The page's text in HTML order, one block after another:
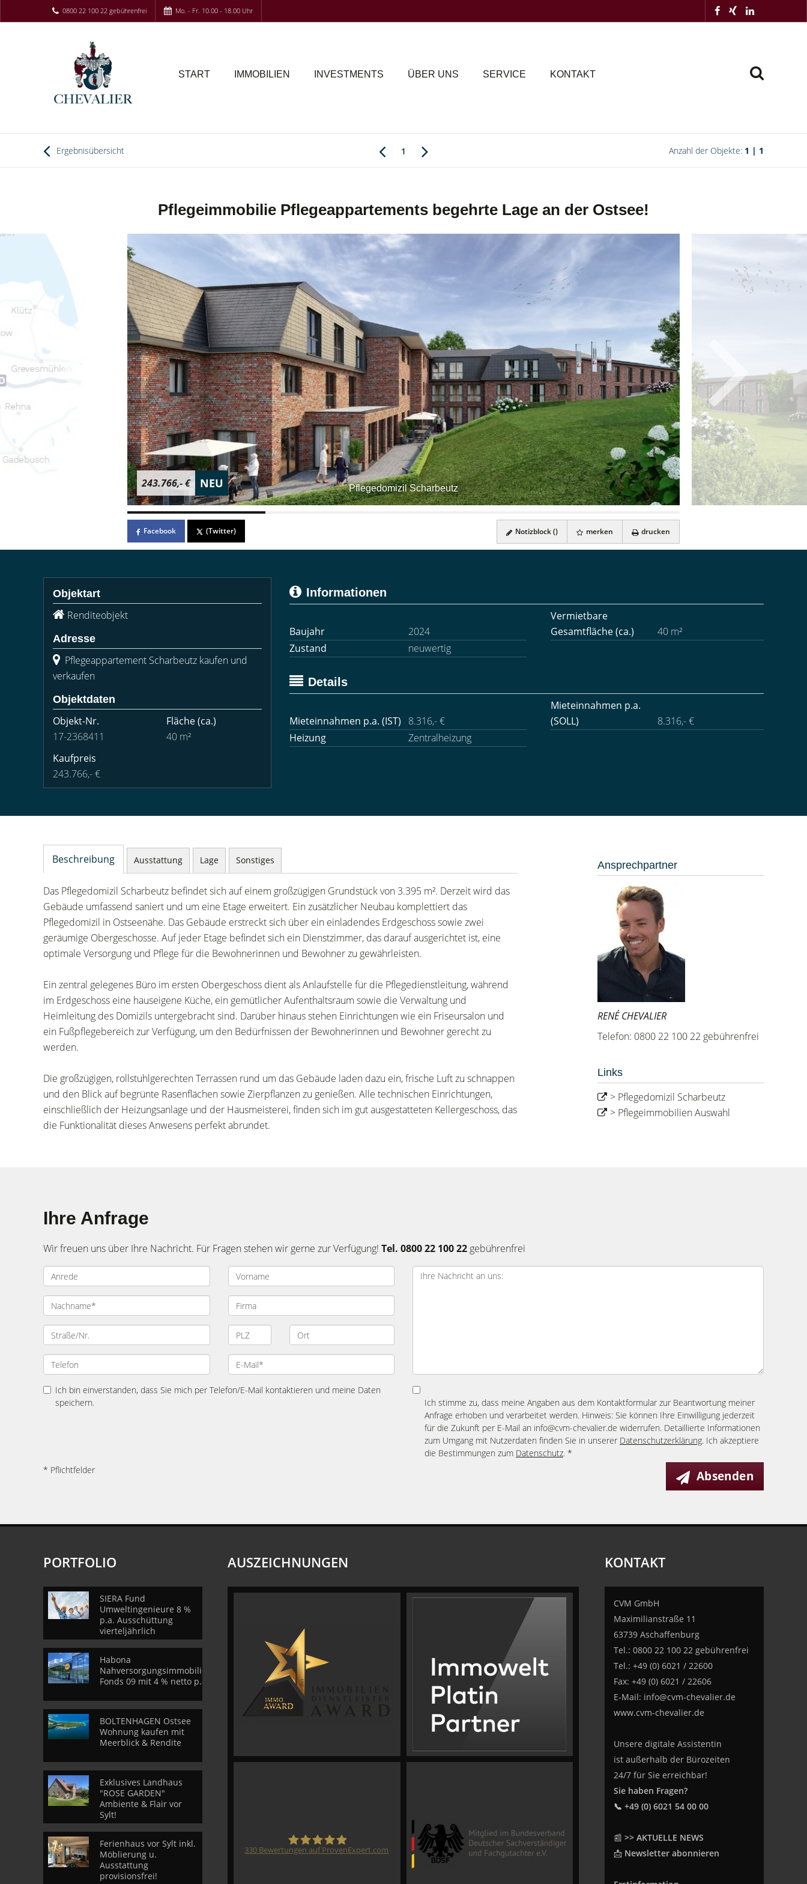
0800 22 100 22 gebührenfrei Mo. - Fr. 10.00 - 18.00 Uhr
START IMMOBILIEN INVESTMENTS ÜBER UNS SERVICE KONTAKT
Ergebnisübersicht 1 Anzahl der Objekte: 1 | 1
Pflegeimmobilie Pflegeappartements begehrte Lage an der Ostsee!
Pflegedomizil Scharbeutz
243.766,- € NEU
Facebook (Twitter) Notizblock () merken drucken
Objektart
Renditeobjekt
Adresse
Pflegeappartement Scharbeutz kaufen und
verkaufen
Objektdaten
Objekt-Nr.
17-2368411
Fläche(ca.)
40 m²
Kaufpreis
243.766,- €
Informationen
Baujahr 2024
Vermietbare
Gesamtfläche (ca.)
40 m²
Zustand
neuwertig
Details
Mieteinnahmen p.a. (IST) 8.316,- €
Mieteinnahmen p.a.
(SOLL)
8.316,- €
Heizung
Zentralheizung
Beschreibung Ausstattung Lage Sonstiges
Das Pflegedomizil Scharbeutz befindet sich auf einem großzügigen Grundstück von 3.395 m². Derzeit wird das
Gebäude umfassend saniert und um eine Etage erweitert. Ein zusätzlicher Neubau komplettiert das
Pflegedomizil in Ostseenähe. Das Gebäude erstreckt sich über ein einladendes Erdgeschoss sowie zwei
geräumige Obergeschosse. Auf jeder Etage befindet sich ein Dienstzimmer, das darauf ausgerichtet ist, eine
optimale Versorgung und Pflege für die Bewohnerinnen und Bewohner zu gewährleisten.
Ein zentral gelegenes Büro im ersten Obergeschoss dient als Anlaufstelle für die Pflegedienstleitung, während
im Erdgeschoss eine hauseigene Küche, ein gemütlicher Aufenthaltsraum sowie die Verwaltung und
Heimleitung des Domizils untergebracht sind. Darüber hinaus stehen Einrichtungen wie ein Friseursalon und
ein Fußpflegebereich zur Verfügung, um den Bedürfnissen der Bewohnerinnen und Bewohner gerecht zu
werden.
Die großzügigen, rollstuhlgerechten Terrassen rund um das Gebäude laden dazu ein, frische Luft zu schnappen
und den Blick auf begrünte Rasenflächen sowie Zierpflanzen zu genießen. Alle technischen Einrichtungen,
einschließlich der Heizungsanlage und der Hausmeisterei, finden sich im gut ausgestatteten Kellergeschoss, das
die Funktionalität dieses Anwesens perfekt abrundet.
Ansprechpartner
RENÉ CHEVALIER
Telefon: 0800 22 100 22 gebührenfrei
Links
> Pflegedomizil Scharbeutz
> Pflegeimmobilien Auswahl
Ihre Anfrage
Wir freuen uns über Ihre Nachricht. Für Fragen stehen wir gerne zur Verfügung! Tel. 0800 22 100 22 gebührenfrei
Ich bin einverstanden, dass Sie mich per Telefon/E-Mail kontaktieren und meine Daten
speichern.
Ich stimme zu, dass meine Angaben aus dem Kontaktformular zur Beantwortung meiner
Anfrage erhoben und verarbeitet werden. Hinweis: Sie können Ihre Einwilligung jederzeit
für die Zukunft per E-Mail an info@cvm-chevalier.de widerrufen. Detaillierte Informationen
zum Umgang mit Nutzerdaten finden Sie in unserer Datenschutzerklärung. Ich akzeptiere
die Bestimmungen zum Datenschutz. *
* Pflichtfelder
Absenden
PORTFOLIO
SIERA Fund
Umweltingenieure 8 %
p.a. Ausschüttung
vierteljährlich
Habona
Nahversorgungsimmobilien
Fonds 09 mit 4 % netto p.a.
BOLTENHAGEN Ostsee
Wohnung kaufen mit
Meerblick & Rendite
Exklusives Landhaus
"ROSE GARDEN"
Ambiente & Flair vor
Sylt!
Ferienhaus vor Sylt inkl.
Möblierung u.
Ausstattung
provisionsfrei!
AUSZEICHNUNGEN
330 Bewertungen auf ProvenExpert.com
KONTAKT
CVM GmbH
Maximilianstraße 11
63739 Aschaffenburg
Tel.: 0800 22 100 22 gebührenfrei
Tel.: +49 (0) 6021 / 22600
Fax: +49 (0) 6021 / 22606
E-Mail: info@cvm-chevalier.de
www.cvm-chevalier.de
Unsere digitale Assistentin
ist außerhalb der Bürozeiten
24/7 für Sie erreichbar!
Sie haben Fragen?
📞 +49 (0) 6021 54 00 00
📰 >> AKTUELLE NEWS
📩 Newsletter abonnieren